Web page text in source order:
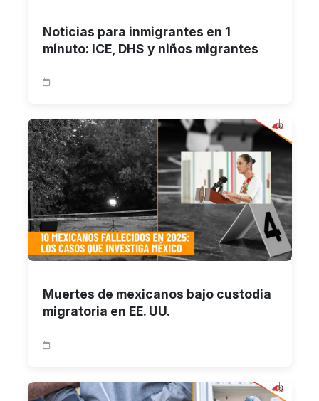
Noticias para inmigrantes en 1
minuto: ICE, DHS y niños migrantes
Muertes de mexicanos bajo custodia
migratoria en EE. UU.